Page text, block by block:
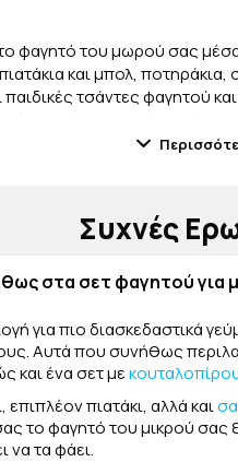
φαγητό του μωρού σας
και μπολ,
τσάντες φαγητού
ουσίες, ιδανικά για όλα τα
απόλυτο αξεσουάρ για τις
Συχνές
στα σετ φαγητού για
για πιο διασκεδαστικά
Αυτά που συνήθως
και ένα σετ με
πιατάκι, αλλά και
το φαγητό του μικρού σας
να τα φάει.